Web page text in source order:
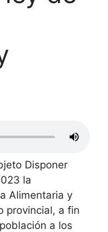
Disponer
la
Alimentaria y
provincial, a fin
a los